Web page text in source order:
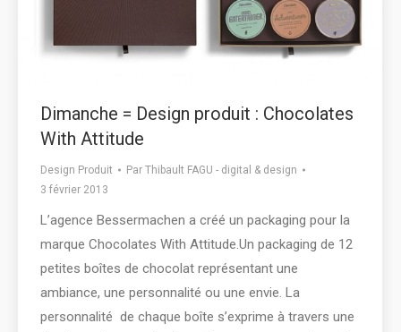
Dimanche = Design produit : Chocolates
With Attitude
Design Produit Par Thibault FAGU - digital & design
3 février 2013
L’agence Bessermachen a créé un packaging pour la
marque Chocolates With Attitude.Un packaging de 12
petites boîtes de chocolat représentant une
ambiance, une personnalité ou une envie. La
personnalité de chaque boîte s’exprime à travers une